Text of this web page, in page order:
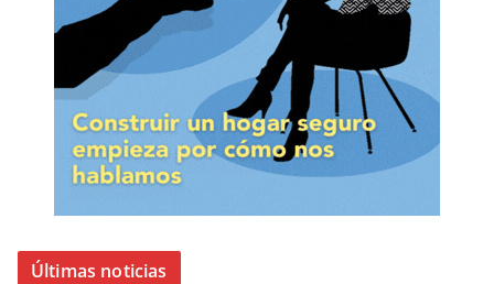
Últimas noticias